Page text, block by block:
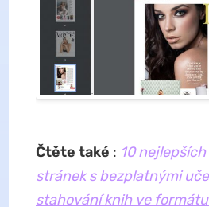
Čtěte také : 10
stránek s bezplatnými
stahování knih ve formátu